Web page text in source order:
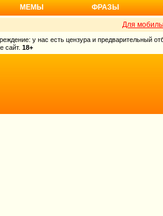
МЕМЫ ФРАЗЫ
Для
у нас есть цензура и предварительный
сайт. 18+